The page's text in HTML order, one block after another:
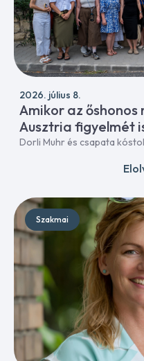
2026. július 8.
Amikor az
Ausztria figyelmét
Dorli Muhr és csapata
Szakmai